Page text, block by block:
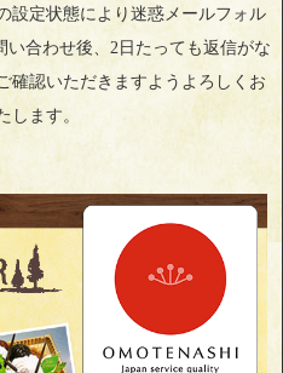
設定状態により迷惑メールフォル
合わせ後、2日たっても返信がな
確認いただきますようよろしくお
します。